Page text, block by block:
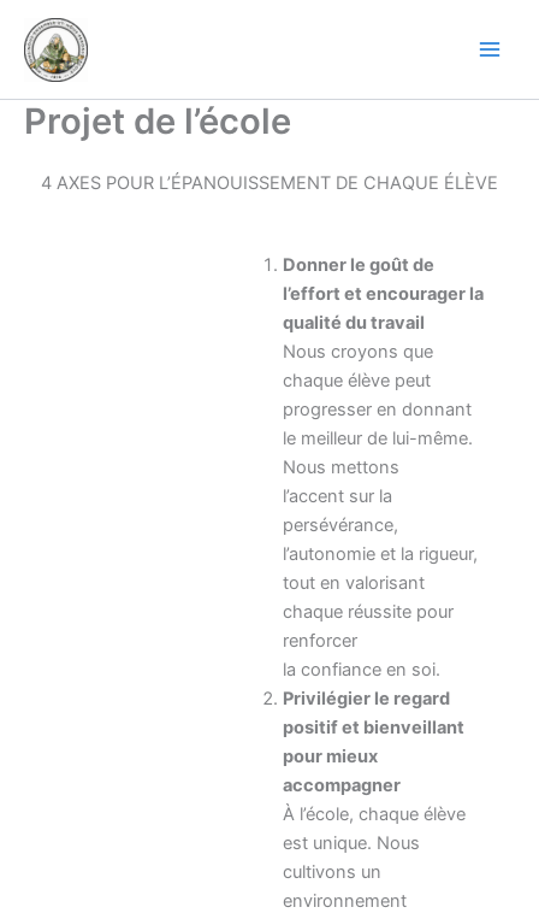
contenu
Projet de l’école
4 AXES POUR L’ÉPANOUISSEMENT DE CHAQUE ÉLÈVE
Donner le goût de
l’effort et encourager la
qualité du travail
Nous croyons que
chaque élève peut
progresser en donnant
le meilleur de lui-même.
Nous mettons
l’accent sur la
persévérance,
l’autonomie et la rigueur,
tout en valorisant
chaque réussite pour
renforcer
la confiance en soi.
Privilégier le regard
positif et bienveillant
pour mieux
accompagner
À l’école, chaque élève
est unique. Nous
cultivons un
environnement